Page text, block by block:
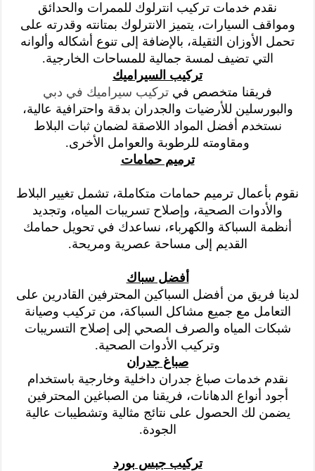
نقدم خدمات تركيب انترلوك للممرات والحدائق
ومواقف السيارات، يتميز الانترلوك بمتانته وقدرته على
تحمل الأوزان الثقيلة، بالإضافة إلى تنوع أشكاله وألوانه
التي تضيف لمسة جمالية للمساحات الخارجية.
تركيب السيراميك
فريقنا متخصص في تركيب سيراميك في دبي
والبورسلين للأرضيات والجدران بدقة واحترافية عالية،
نستخدم أفضل المواد اللاصقة لضمان ثبات البلاط
ومقاومته للرطوبة والعوامل الأخرى.
ترميم حمامات
نقوم بأعمال ترميم حمامات متكاملة، تشمل تغيير البلاط
والأدوات الصحية، وإصلاح تسريبات المياه، وتجديد
أنظمة السباكة والكهرباء، نساعدك في تحويل حمامك
القديم إلى مساحة عصرية ومريحة.
أفضل سباك
لدينا فريق من أفضل السباكين المحترفين القادرين على
التعامل مع جميع مشاكل السباكة، من تركيب وصيانة
شبكات المياه والصرف الصحي إلى إصلاح التسريبات
وتركيب الأدوات الصحية.
صباغ جدران
نقدم خدمات صباغ جدران داخلية وخارجية باستخدام
أجود أنواع الدهانات، فريقنا من الصباغين المحترفين
يضمن لك الحصول على نتائج مثالية وتشطيبات عالية
الجودة.
تركيب جبس بورد